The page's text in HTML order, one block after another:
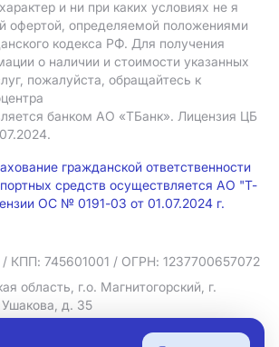
и ни при каких условиях не я
офертой, определяемой положениями
кодекса РФ. Для получения
о наличии и стоимости указанных
пожалуйста, обращайтесь к
банком АO «ТБанк». Лицензия ЦБ
гражданской ответственности
средств осуществляется АО "Т-
ОС № 0191-03 от 01.07.2024 г.
/ КПП: 745601001 / ОГРН: 1237700657072
область, г.о. Магнитогорский, г.
Ушакова, д. 35
обработки персональных данных